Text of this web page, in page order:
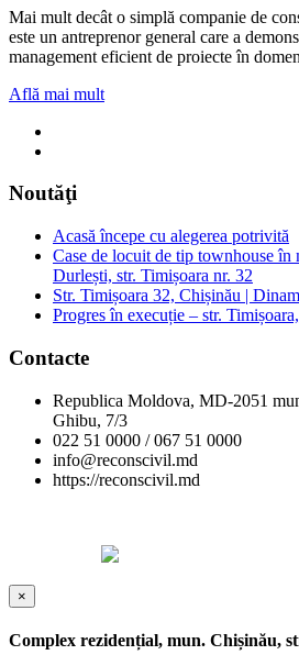
Mai mult decât o simplă companie de
este un antreprenor general care a
management eficient de proiecte în
Află mai mult
Noutăţi
Acasă începe cu alegerea potrivită
Case de locuit de tip townhouse în
Durlești, str. Timișoara nr. 32
Str. Timișoara 32, Chișinău |
Progres în execuție – str.
Contacte
Republica Moldova, MD-2051
Ghibu, 7/3
022 51 0000 / 067 51 0000
info@reconscivil.md
https://reconscivil.md
×
Complex rezidențial, mun. Chișinău,